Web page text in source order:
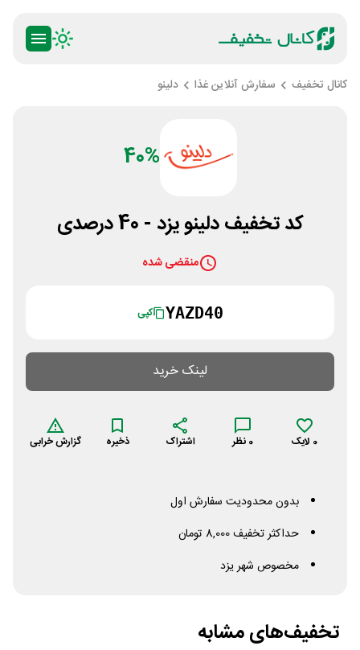
کانال تخفیف سفارش آنلاین غذا دلینو
40%
کد تخفیف دلینو یزد - 40 درصدی
منقضی شده
YAZD40 کپی
لینک خرید
0 لایک 0 نظر اشتراک ذخیره گزارش خرابی
بدون محدودیت سفارش اول
حداکثر تخفیف 8,000 تومان
مخصوص شهر یزد
تخفیف‌های مشابه